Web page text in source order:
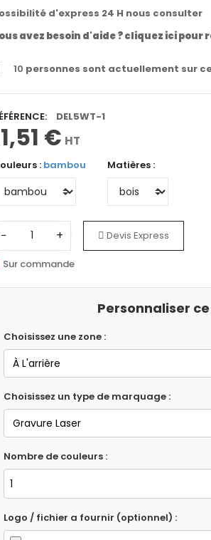
d'express 24 H nous consulter
avez besoin d'aide ? cliquez ici
10 personnes sont actuellement sur
DEL5WT-1
€ HT
: bambou Matières :
− + Devis Express
Sur commande
Personnaliser
Choisissez une zone :
Choisissez un type de marquage :
Nombre de couleurs :
Logo / fichier a fournir (optionnel) :